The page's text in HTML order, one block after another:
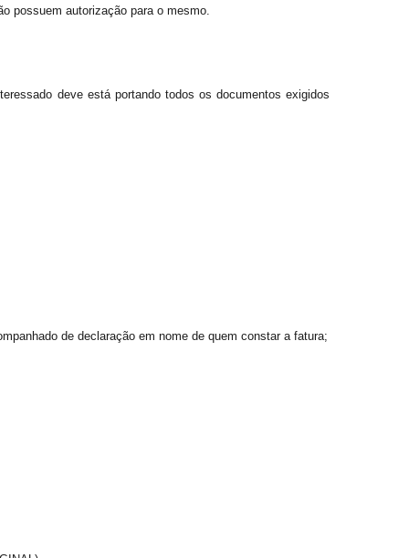
possuem autorização para o mesmo.
deve está portando todos os documentos exigidos
de declaração em nome de quem constar a fatura;